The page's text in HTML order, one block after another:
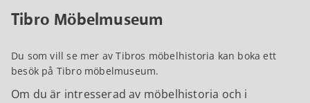
Tibro Möbelmuseum
Du som vill se mer av Tibros möbelhistoria kan boka ett
besök på Tibro möbelmuseum.
Om du är intresserad av möbelhistoria och i